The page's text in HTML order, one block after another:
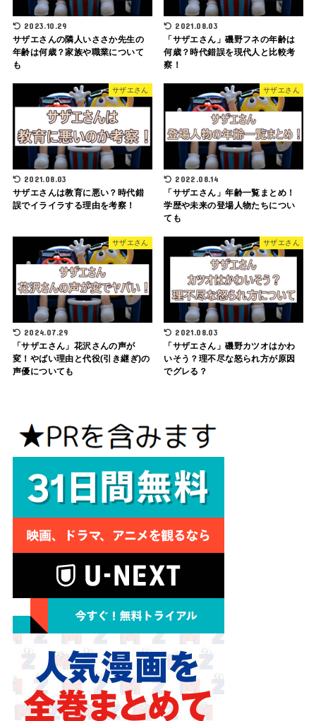
2023.10.29
サザエさんの隣人いささか先生の
年齢は何歳？家族や職業について
も
2021.08.03
「サザエさん」磯野フネの年齢は
何歳？時代錯誤を現代人と比較考
察！
サザエさん
2021.08.03
サザエさんは教育に悪い？時代錯
誤でイライラする理由を考察！
サザエさん
2022.08.14
「サザエさん」年齢一覧まとめ！
学歴や未来の登場人物たちについ
ても
サザエさん
2024.07.29
「サザエさん」花沢さんの声が
変！やばい理由と代役(引き継ぎ)の
声優についても
サザエさん
2021.08.03
「サザエさん」磯野カツオはかわ
いそう？理不尽な怒られ方が原因
でグレる？